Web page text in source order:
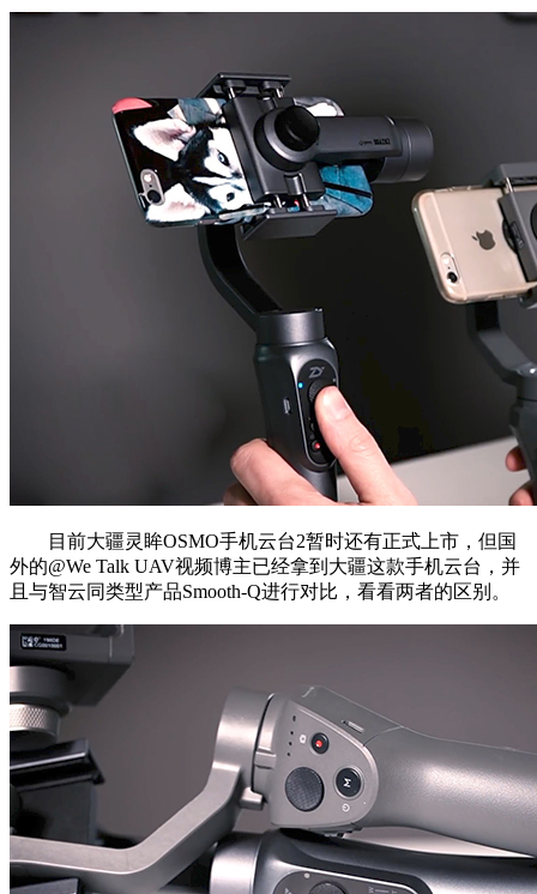
目前大疆灵眸OSMO手机云台2暂时还有正式上市，但国
外的@We Talk UAV视频博主已经拿到大疆这款手机云台，并
且与智云同类型产品Smooth-Q进行对比，看看两者的区别。